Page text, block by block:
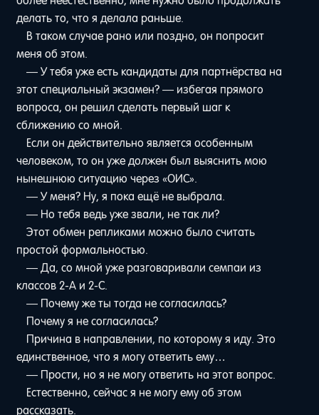
делать то, что я делала раньше.
В таком случае рано или поздно, он попросит
меня об этом.
— У тебя уже есть кандидаты для партнёрства на
этот специальный экзамен? — избегая прямого
вопроса, он решил сделать первый шаг к
сближению со мной.
Если он действительно является особенным
человеком, то он уже должен был выяснить мою
нынешнюю ситуацию через «ОИС».
— У меня? Ну, я пока ещё не выбрала.
— Но тебя ведь уже звали, не так ли?
Этот обмен репликами можно было считать
простой формальностью.
— Да, со мной уже разговаривали семпаи из
классов 2-A и 2-С.
— Почему же ты тогда не согласилась?
Почему я не согласилась?
Причина в направлении, по которому я иду. Это
единственное, что я могу ответить ему…
— Прости, но я не могу ответить на этот вопрос.
Естественно, сейчас я не могу ему об этом
рассказать.